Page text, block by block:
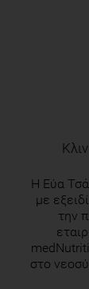
Η Εύα
με
την
στο